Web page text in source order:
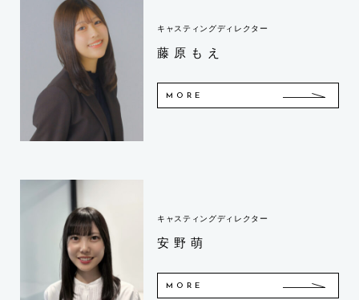
キャスティングディレクター
藤原もえ
MORE
キャスティングディレクター
安野萌
MORE